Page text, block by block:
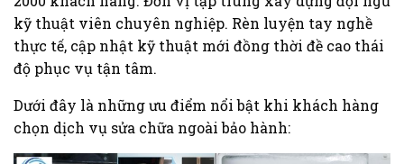
kỹ thuật viên chuyên nghiệp. Rèn luyện tay nghề
thực tế, cập nhật kỹ thuật mới đồng thời đề cao thái
độ phục vụ tận tâm.
Dưới đây là những ưu điểm nổi bật khi khách hàng
chọn dịch vụ sửa chữa ngoài bảo hành: